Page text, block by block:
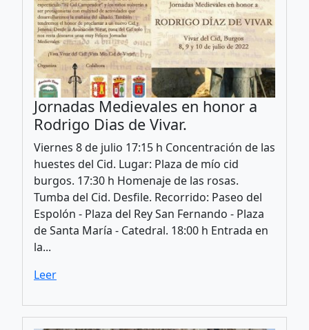
Jornadas Medievales en honor a
Rodrigo Dias de Vivar.
Viernes 8 de julio 17:15 h Concentración de las
huestes del Cid. Lugar: Plaza de mío cid
burgos. 17:30 h Homenaje de las rosas.
Tumba del Cid. Desfile. Recorrido: Paseo del
Espolón - Plaza del Rey San Fernando - Plaza
de Santa María - Catedral. 18:00 h Entrada en
la...
Leer